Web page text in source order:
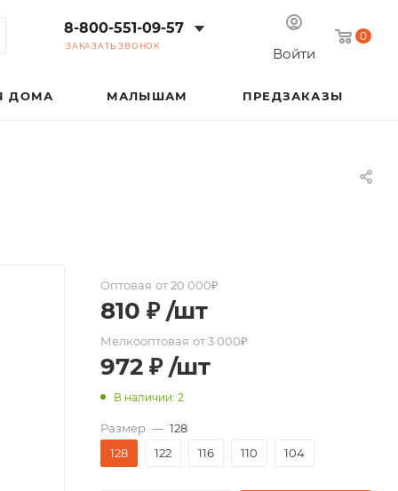
0
Войти
8-800-551-09-57
ЗАКАЗАТЬ ЗВОНОК
ДОМА МАЛЫШАМ ПРЕДЗАКАЗЫ
Оптовая от 20 000₽
810 ₽ /шт
Мелкооптовая от 3 000₽
972 ₽ /шт
В наличии: 2
Размер — 128
128
122 116 110 104